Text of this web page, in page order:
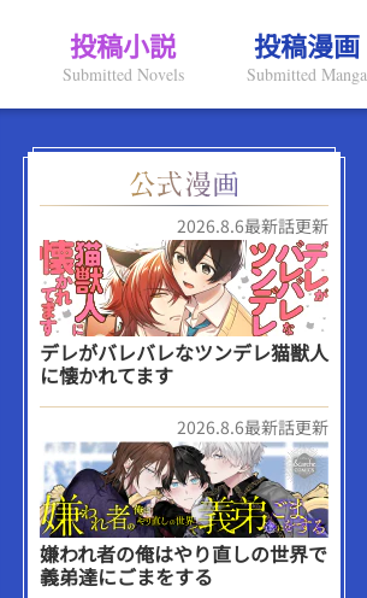
投稿小説
Submitted Novels
投稿漫画
Submitted Manga
2026.8.6最新話更新
デレがバレバレなツンデレ猫獣人
に懐かれてます
2026.8.6最新話更新
嫌われ者の俺はやり直しの世界で
義弟達にごまをする